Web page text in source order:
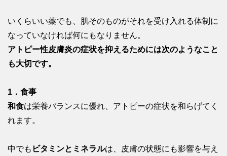
いくらいい薬でも、肌そのものがそれを受け入れる体制に
なっていなければ何にもなりません。
アトピー性皮膚炎の症状を抑えるためには次のようなこと
も大切です。
1．食事
和食は栄養バランスに優れ、アトピーの症状を和らげてく
れます。
中でも ビタミンとミネラルは、皮膚の状態にも影響を与え